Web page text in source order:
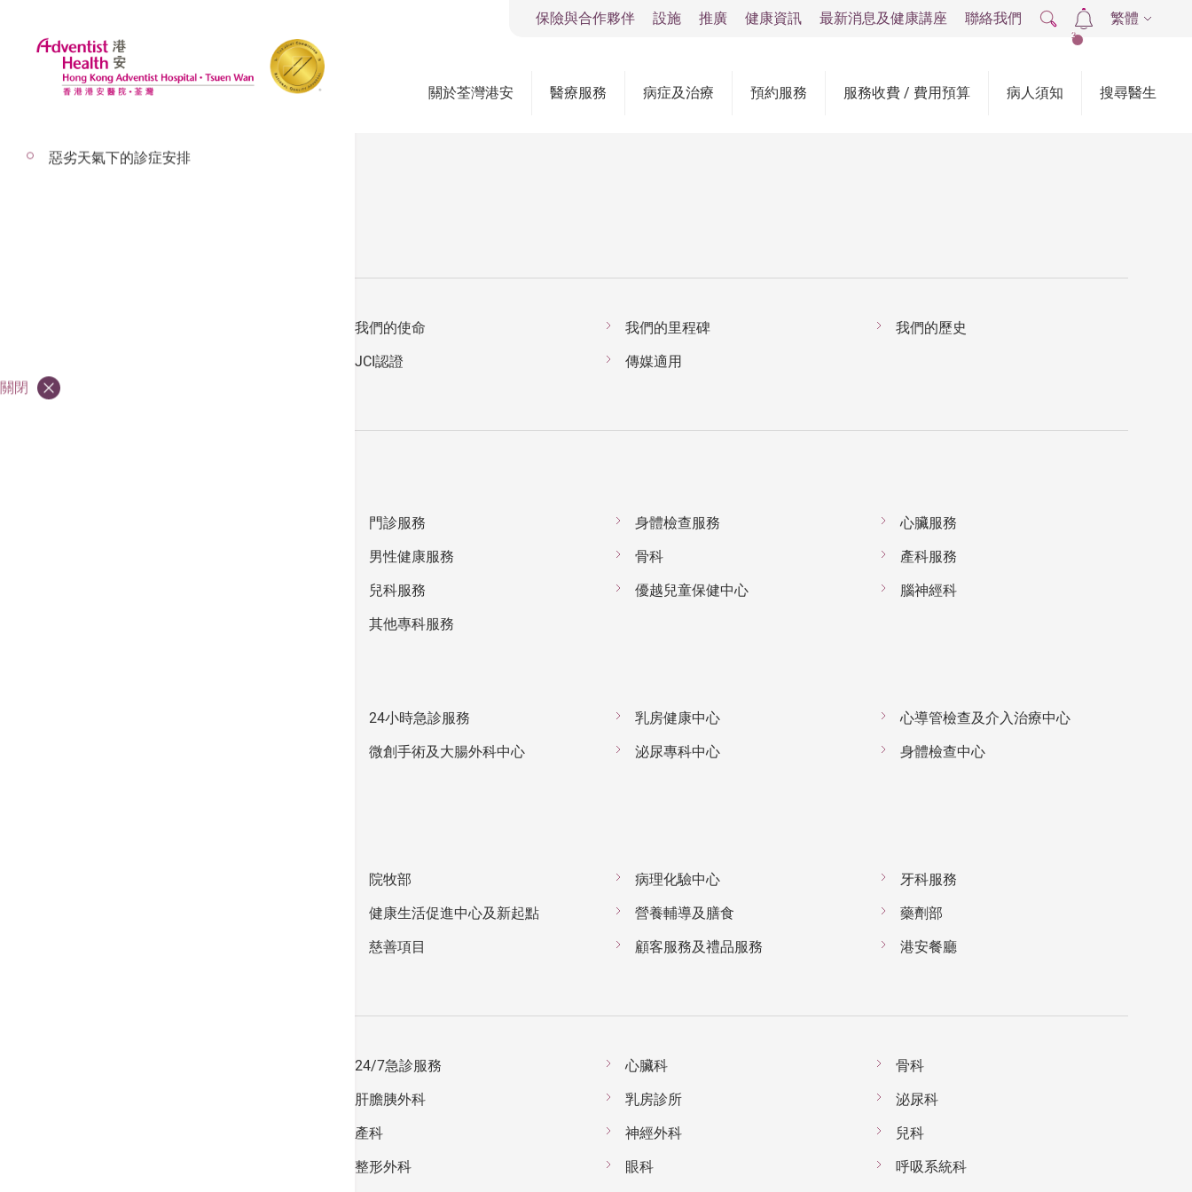
關於荃灣港安 醫療服務 病症及治療 預約服務 服務收費 / 費用預算 病人須知 搜尋醫生
保險與合作夥伴 設施 推廣 健康資訊 最新消息及健康講座 聯絡我們
2
繁體
我們的使命 我們的里程碑
我們的歷史
JCI認證 傳媒適用
門診服務 身體檢查服務
心臟服務
男性健康服務 骨科
產科服務
兒科服務 優越兒童保健中心
腦神經科
其他專科服務
24小時急診服務 乳房健康中心
心導管檢查及介入治療中心
微創手術及大腸外科中心 泌尿專科中心
身體檢查中心
院牧部 病理化驗中心
牙科服務
健康生活促進中心及新起點 營養輔導及膳食
藥劑部
慈善項目 顧客服務及禮品服務 港安餐廳
24/7急診服務 心臟科
骨科
肝膽胰外科 乳房診所
泌尿科
產科 神經外科
兒科
整形外科 眼科 呼吸系統科
惡劣天氣下的診症安排
關閉